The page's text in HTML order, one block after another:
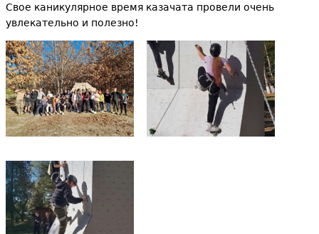
Свое каникулярное время казачата провели очень
увлекательно и полезно!